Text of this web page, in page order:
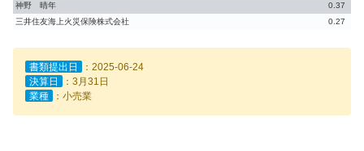
神野 晴年
0.37
三井住友海上火災保険株式会社
0.27
書類提出日
：2025-06-24
決算日
：3月31日
業種
：小売業